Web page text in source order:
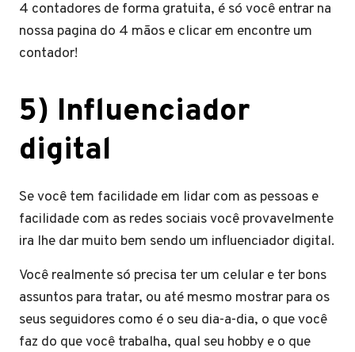
4 contadores de forma gratuita, é só você entrar na
nossa pagina do 4 mãos e clicar em encontre um
contador!
5) Influenciador
digital
Se você tem facilidade em lidar com as pessoas e
facilidade com as redes sociais você provavelmente
ira lhe dar muito bem sendo um influenciador digital.
Você realmente só precisa ter um celular e ter bons
assuntos para tratar, ou até mesmo mostrar para os
seus seguidores como é o seu dia-a-dia, o que você
faz do que você trabalha, qual seu hobby e o que